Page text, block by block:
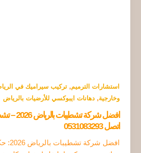
استشارات الترميم,تركيب سيراميك في
وخارجية,دهانات ايبوكسي للأرضيات بالرياض
افضل شركة
اتصل 0531083293
افضل